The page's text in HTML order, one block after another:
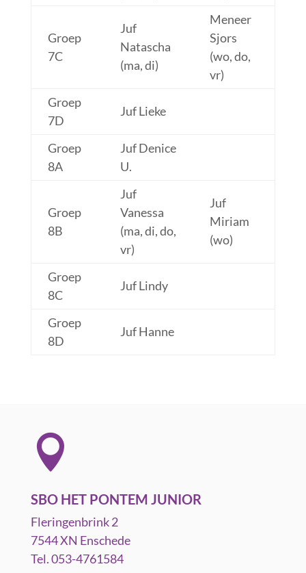
Groep
7C
Juf
Natascha
(ma, di)
Meneer
Sjors
(wo, do,
vr)
Groep
7D
Juf Lieke
Groep
8A
Juf Denice
U.
Groep
8B
Juf
Vanessa
(ma, di, do,
vr)
Juf
Miriam
(wo)
Groep
8C
Juf Lindy
Groep
8D
Juf Hanne

SBO HET PONTEM JUNIOR
Fleringenbrink 2
7544 XN Enschede
Tel. 053-4761584